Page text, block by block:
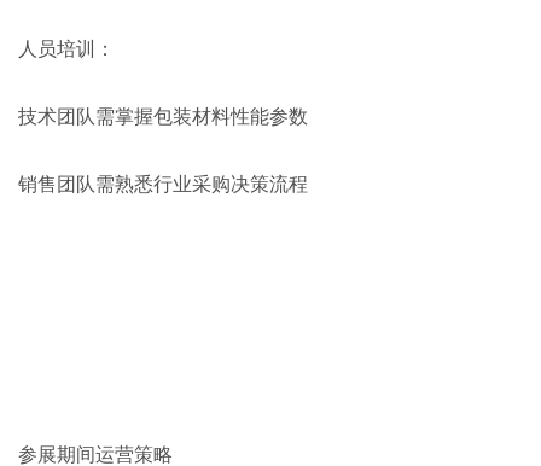
人员培训：
技术团队需掌握包装材料性能参数
销售团队需熟悉行业采购决策流程
参展期间运营策略